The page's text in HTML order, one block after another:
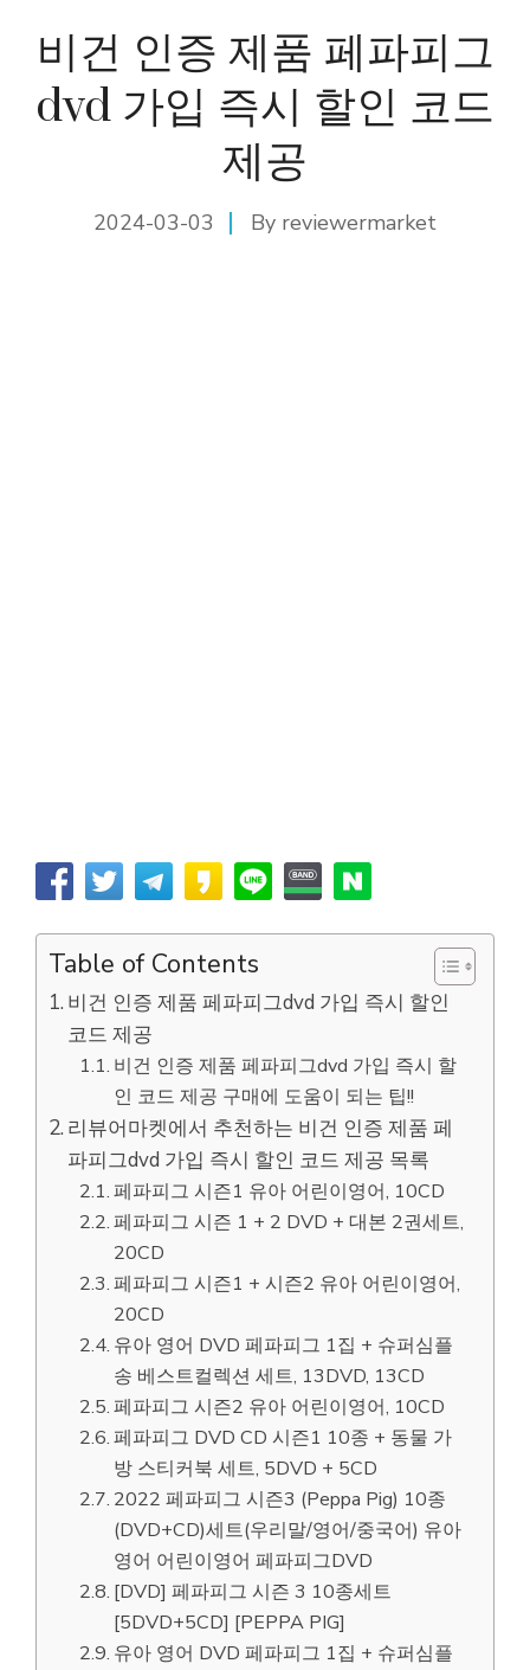
비건 인증 제품 페파피그
dvd 가입 즉시 할인 코드
제공
2024-03-03 By reviewermarket
Table of Contents
비건 인증 제품 페파피그dvd 가입 즉시 할인
코드 제공
비건 인증 제품 페파피그dvd 가입 즉시 할
인 코드 제공 구매에 도움이 되는 팁!!
리뷰어마켓에서 추천하는 비건 인증 제품 페
파피그dvd 가입 즉시 할인 코드 제공 목록
페파피그 시즌1 유아 어린이영어, 10CD
페파피그 시즌 1 + 2 DVD + 대본 2권세트,
20CD
페파피그 시즌1 + 시즌2 유아 어린이영어,
20CD
유아 영어 DVD 페파피그 1집 + 슈퍼심플
송 베스트컬렉션 세트, 13DVD, 13CD
페파피그 시즌2 유아 어린이영어, 10CD
페파피그 DVD CD 시즌1 10종 + 동물 가
방 스티커북 세트, 5DVD + 5CD
2022 페파피그 시즌3 (Peppa Pig) 10종
(DVD+CD)세트(우리말/영어/중국어) 유아
영어 어린이영어 페파피그DVD
[DVD] 페파피그 시즌 3 10종세트
[5DVD+5CD] [PEPPA PIG]
유아 영어 DVD 페파피그 1집 + 슈퍼심플